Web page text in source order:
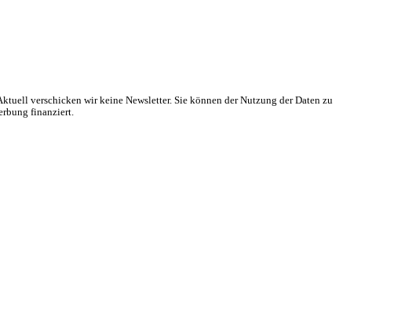
verschicken wir keine Newsletter. Sie können der Nutzung der Daten zu
finanziert.